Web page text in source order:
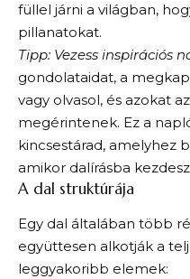
füllel járni a világban,
pillanatokat.
Tipp: Vezess inspirációs
gondolataidat, a
vagy olvasol, és azokat
megérintenek. Ez a
kincsestárad, amelyhez
amikor dalírásba
A dal struktúrája
Egy dal általában több
együttesen alkotják a
leggyakoribb elemek: